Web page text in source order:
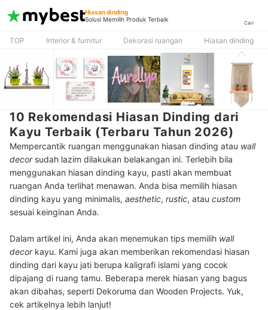
Hiasan dinding
Solusi Memilih Produk Terbaik
Cari
TOP Interior & furnitur Dekorasi ruangan Hiasan dinding
10 Rekomendasi Hiasan Dinding dari
Kayu Terbaik (Terbaru Tahun 2026)
Mempercantik ruangan menggunakan hiasan dinding atau wall
decorsudah lazim dilakukan belakangan ini. Terlebih bila
menggunakan hiasan dinding kayu, pasti akan membuat
ruangan Anda terlihat menawan. Anda bisa memilih hiasan
dinding kayu yang minimalis, aesthetic, rustic, atau custom
sesuai keinginan Anda.
Dalam artikel ini, Anda akan menemukan tips memilih wall
decorkayu. Kami juga akan memberikan rekomendasi hiasan
dinding dari kayu jati berupa kaligrafi islami yang cocok
dipajang di ruang tamu. Beberapa merek hiasan yang bagus
akan dibahas, seperti Dekoruma dan Wooden Projects. Yuk,
cek artikelnya lebih lanjut!